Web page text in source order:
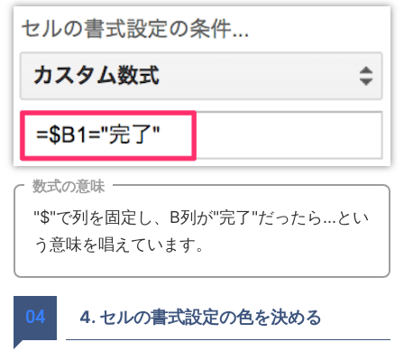
数式の意味
"$"で列を固定し、B列が"完了"だったら...とい
う意味を唱えています。
4. セルの書式設定の色を決める